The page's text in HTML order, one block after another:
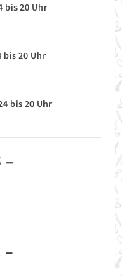
bis 20 Uhr
bis 20 Uhr
bis 20 Uhr
–
–